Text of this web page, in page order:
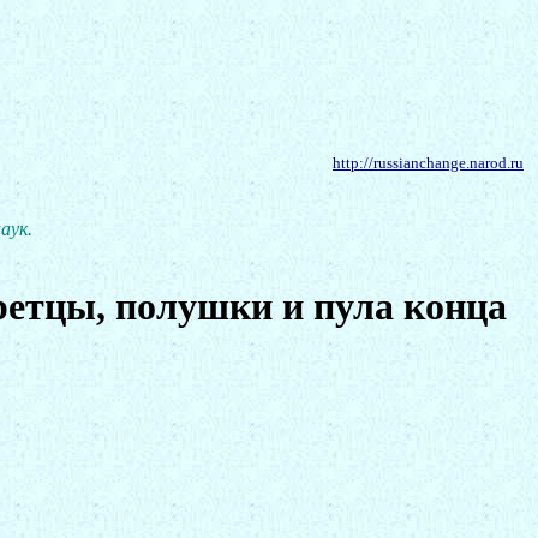
http://russianchange.narod.ru
полушки и пула конца